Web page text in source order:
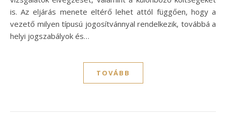
is. Az eljárás menete eltérő lehet attól függően, hogy a
vezető milyen típusú jogosítvánnyal rendelkezik, továbbá a
helyi jogszabályok és…
TOVÁBB